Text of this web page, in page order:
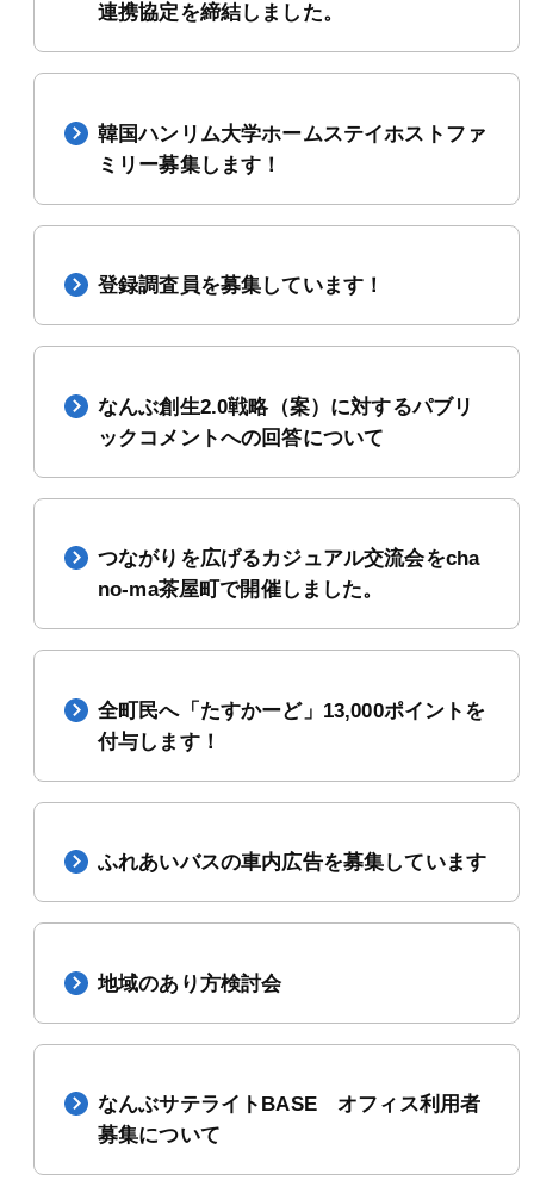
連携協定を締結しました。
韓国ハンリム大学ホームステイホストファ
ミリー募集します！
登録調査員を募集しています！
なんぶ創生2.0戦略（案）に対するパブリ
ックコメントへの回答について
つながりを広げるカジュアル交流会をcha
no-ma茶屋町で開催しました。
全町民へ「たすかーど」13,000ポイントを
付与します！
ふれあいバスの車内広告を募集しています
地域のあり方検討会
なんぶサテライトBASE オフィス利用者
募集について